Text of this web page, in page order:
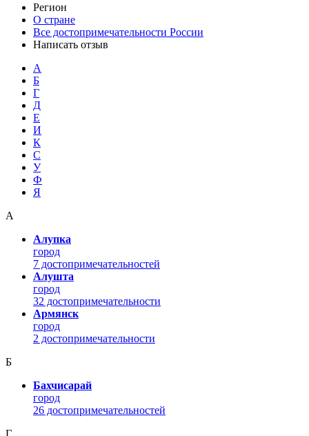
Регион
О стране
Все достопримечательности России
Написать отзыв
А
Б
Г
Д
Е
И
К
С
У
Ф
Я
А
Алупка
город
7 достопримечательностей
Алушта
город
32 достопримечательности
Армянск
город
2 достопримечательности
Б
Бахчисарай
город
26 достопримечательностей
Г